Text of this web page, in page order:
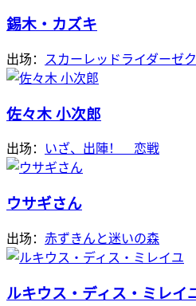
錫木・カズキ
出场： スカーレッドライダーゼ
佐々木 小次郎
出场： いざ、出陣！ 恋戦
ウサギさん
出场： 赤ずきんと迷いの森
ルキウス・ディス・ミレイ